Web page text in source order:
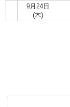
9月24日
(木)